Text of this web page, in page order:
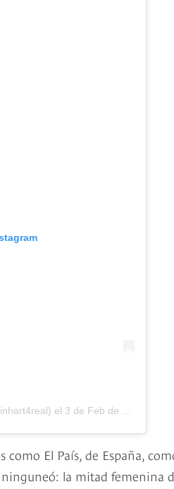
el 3 de Feb de 2019 a las 2:07 PST
El País, de España,
la mitad femenina